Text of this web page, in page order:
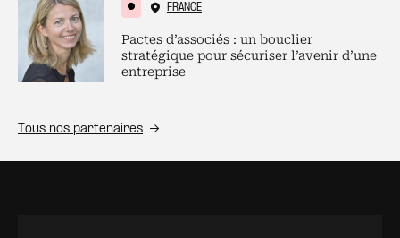
FRANCE
Pactes d’associés : un bouclier
stratégique pour sécuriser l’avenir d’une
entreprise
Tous nos partenaires